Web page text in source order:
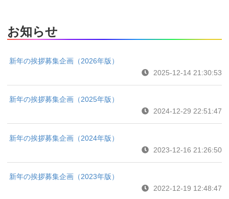
お知らせ
新年の挨拶募集企画（2026年版）
2025-12-14 21:30:53
新年の挨拶募集企画（2025年版）
2024-12-29 22:51:47
新年の挨拶募集企画（2024年版）
2023-12-16 21:26:50
新年の挨拶募集企画（2023年版）
2022-12-19 12:48:47